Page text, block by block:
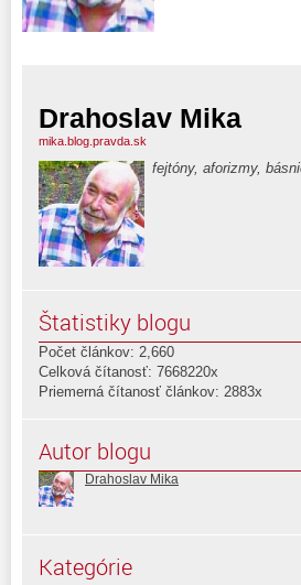
Drahoslav Mika
mika.blog.pravda.sk
fejtóny, aforizmy,
Štatistiky blogu
Počet článkov: 2,660
Celková čítanosť: 7668220x
Priemerná čítanosť článkov: 2883x
Autor blogu
Drahoslav Mika
Kategórie